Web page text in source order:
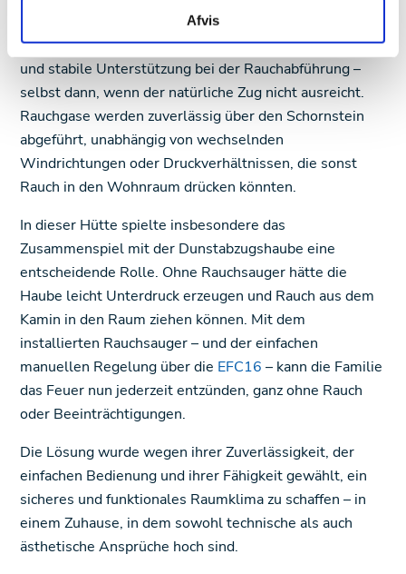
Afvis
ist für kleinere Kamine und
Holzöfen dimensioniert, bietet jedoch eine kraftvolle
und stabile Unterstützung bei der Rauchabführung –
selbst dann, wenn der natürliche Zug nicht ausreicht.
Rauchgase werden zuverlässig über den Schornstein
abgeführt, unabhängig von wechselnden
Windrichtungen oder Druckverhältnissen, die sonst
Rauch in den Wohnraum drücken könnten.
In dieser Hütte spielte insbesondere das
Zusammenspiel mit der Dunstabzugshaube eine
entscheidende Rolle. Ohne Rauchsauger hätte die
Haube leicht Unterdruck erzeugen und Rauch aus dem
Kamin in den Raum ziehen können. Mit dem
installierten Rauchsauger – und der einfachen
manuellen Regelung über die EFC16– kann die Familie
das Feuer nun jederzeit entzünden, ganz ohne Rauch
oder Beeinträchtigungen.
Die Lösung wurde wegen ihrer Zuverlässigkeit, der
einfachen Bedienung und ihrer Fähigkeit gewählt, ein
sicheres und funktionales Raumklima zu schaffen – in
einem Zuhause, in dem sowohl technische als auch
ästhetische Ansprüche hoch sind.